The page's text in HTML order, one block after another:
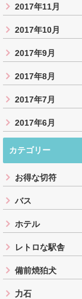
2017年11月
2017年10月
2017年9月
2017年8月
2017年7月
2017年6月
カテゴリー
お得な切符
バス
ホテル
レトロな駅舎
備前焼狛犬
力石